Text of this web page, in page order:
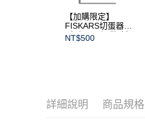
【加購限定】
FISKARS切蛋器
(本商品不提供破損
保證)
NT$500
詳細說明 商品規格